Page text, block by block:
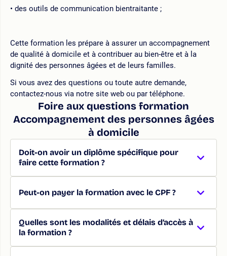
des outils de communication bientraitante ;
Cette formation les prépare à assurer un accompagnement
de qualité à domicile et à contribuer au bien-être et à la
dignité des personnes âgées et de leurs familles.
Si vous avez des questions ou toute autre demande,
contactez-nous via notre site web ou par téléphone.
Foire aux questions formation
Accompagnement des personnes âgées
à domicile
Doit-on avoir un diplôme spécifique pour
faire cette formation ?
Peut-on payer la formation avec le CPF ?
Quelles sont les modalités et délais d’accès à
la formation ?